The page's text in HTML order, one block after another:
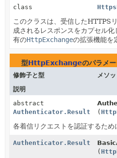
class
このクラスは、受信したHTTPS
成されるレスポンスをカプセル
有のHttpExchangeの拡張機能を
型HttpExchangeのパラメ
修飾子と型
メソ
説明
abstract
Authenticator.Result
(
各着信リクエストを認証するため
Authenticator.Result
(